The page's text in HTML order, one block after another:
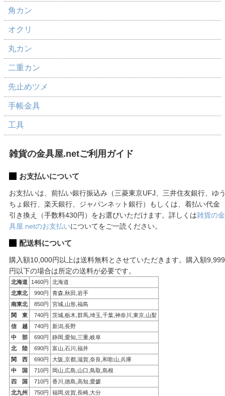
角カン
オクリ
丸カン
二重カン
先止めツメ
手帳金具
工具
雑貨の金具屋.netご利用ガイド
お支払いについて
お支払いは、前払い銀行振込み（三菱東京UFJ、三井住友銀行、ゆ
ちょ銀行、楽天銀行、ジャパンネット銀行）もしくは、着払い代金
引き換え（手数料430円）をお選びいただけます。詳しくは雑貨の金
具屋.netのお支払いについてをご一読ください。
配送料について
購入額10,000円以上は送料無料とさせていただきます。購入額9,999
円以下の場合は所定の送料が必要です。
北海道 1460円
北海道
北東北
990円
青森,秋田,岩手
南東北
850円
宮城,山形,福島
関 東
740円
茨城,栃木,群馬,埼玉,千葉,神奈川,東京,山梨
信 越
740円
新潟,長野
中 部
690円
静岡,愛知,三重,岐阜
北 陸
690円
富山,石川,福井
関 西
690円
大阪,京都,滋賀,奈良,和歌山,兵庫
中 国
710円
岡山,広島,山口,鳥取,島根
四 国
710円
香川,徳島,高知,愛媛
北九州
750円
福岡,佐賀,長崎,大分